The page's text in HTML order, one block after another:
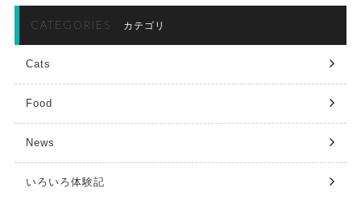
CATEGORIES カテゴリ
Cats
Food
News
いろいろ体験記